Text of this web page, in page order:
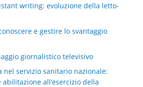
writing: evoluzione della letto-
e gestire lo svantaggio
giornalistico televisivo
nel servizio sanitario nazionale:
all’esercizio della